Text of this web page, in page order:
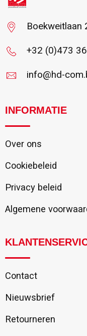
Boekweitlaan
+32 (0)473
info@hd-
INFORMATIE
Over ons
Cookiebeleid
Privacy beleid
Algemene
Contact
Nieuwsbrief
Retourneren